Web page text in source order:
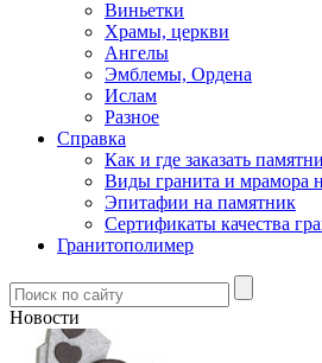
Виньетки
Храмы, церкви
Ангелы
Эмблемы, Ордена
Ислам
Разное
Справка
Как и где заказать
Виды гранита и мрамора
Эпитафии на памятник
Сертификаты качества
Гранитополимер
Новости